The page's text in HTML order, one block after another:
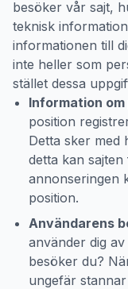
besöker vår sajt,
teknisk
informationen till
inte heller som
stället dessa
Information
position
Detta sker med
detta kan
annonseringen
position.
Användarens
använder dig av
besöker du?
ungefär